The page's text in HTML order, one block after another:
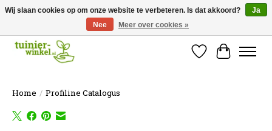
Online tuinartikelen kopen ✓ Online sinds 2007 ✓ Thuiswinkel Waarborg
Verlanglijst
Home / Profiline Catalogus
Wij slaan cookies op om onze website te verbeteren. Is dat akkoord?
Ja
Nee
Meer over cookies »